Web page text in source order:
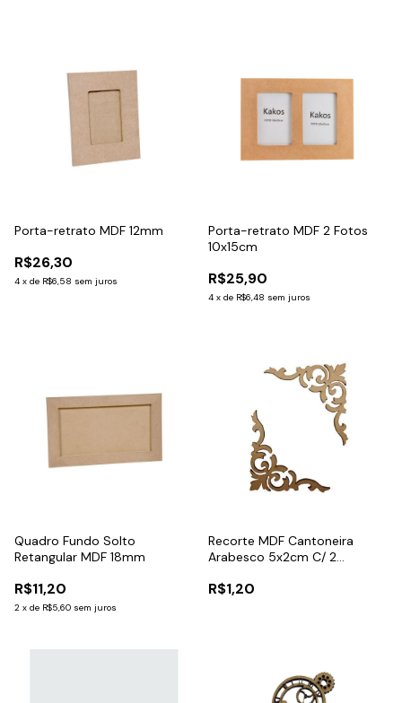
Porta-retrato MDF 12mm
R$26,30
4 x de R$6,58 sem juros
Porta-retrato MDF 2 Fotos
10x15cm
R$25,90
4 x de R$6,48 sem juros
Quadro Fundo Solto
Retangular MDF 18mm
R$11,20
2 x de R$5,60 sem juros
Recorte MDF Cantoneira
Arabesco 5x2cm C/ 2
R$1,20